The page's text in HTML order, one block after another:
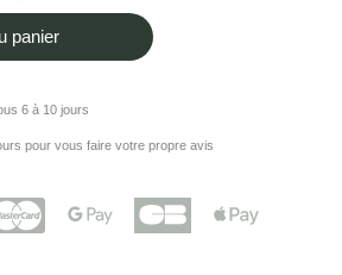
panier
6 à 10 jours
pour vous faire votre propre avis